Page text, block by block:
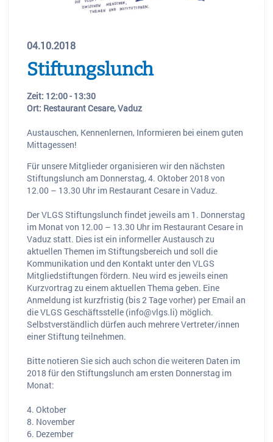
04.10.2018
Stiftungslunch
Zeit: 12:00 - 13:30
Ort: Restaurant Cesare, Vaduz
Austauschen, Kennenlernen, Informieren bei einem guten
Mittagessen!
Für unsere Mitglieder organisieren wir den nächsten
Stiftungslunch am Donnerstag, 4. Oktober 2018 von
12.00 – 13.30 Uhr im Restaurant Cesare in Vaduz.
Der VLGS Stiftungslunch findet jeweils am 1. Donnerstag
im Monat von 12.00 – 13.30 Uhr im Restaurant Cesare in
Vaduz statt. Dies ist ein informeller Austausch zu
aktuellen Themen im Stiftungsbereich und soll die
Kommunikation und den Kontakt unter den VLGS
Mitgliedstiftungen fördern. Neu wird es jeweils einen
Kurzvortrag zu einem aktuellen Thema geben. Eine
Anmeldung ist kurzfristig (bis 2 Tage vorher) per Email an
die VLGS Geschäftsstelle (info@vlgs.li) möglich.
Selbstverständlich dürfen auch mehrere Vertreter/innen
einer Stiftung teilnehmen.
Bitte notieren Sie sich auch schon die weiteren Daten im
2018 für den Stiftungslunch am ersten Donnerstag im
Monat:
4. Oktober
8. November
6. Dezember